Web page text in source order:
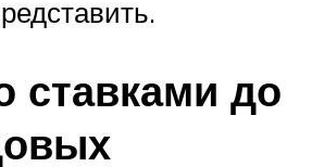
ставками до